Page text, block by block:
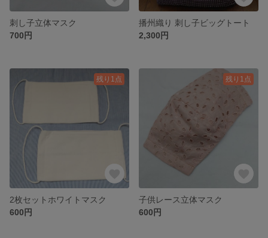
刺し子立体マスク
700円
播州織り 刺し子ビッグトート
2,300円
残り1点
2枚セットホワイトマスク
600円
残り1点
子供レース立体マスク
600円